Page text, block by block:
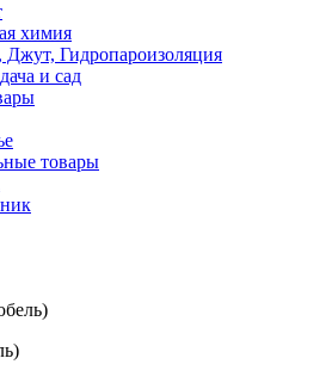
химия
Джут, Гидропароизоляция
и сад
товары